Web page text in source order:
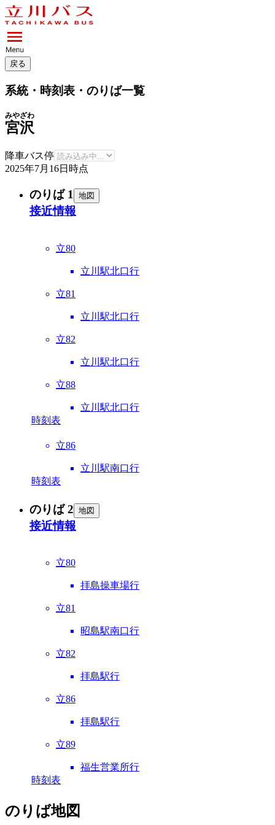
戻る
系統・時刻表・のりば一覧
宮沢
みやざわ
降車バス停
2025年7月16日 時点
のりば 1 地図
接近情報
立80
立川駅北口行
立81
立川駅北口行
立82
立川駅北口行
立88
立川駅北口行
時刻表
立86
立川駅南口行
時刻表
のりば 2 地図
接近情報
立80
拝島操車場行
立81
昭島駅南口行
立82
拝島駅行
立86
拝島駅行
立89
福生営業所行
時刻表
のりば地図